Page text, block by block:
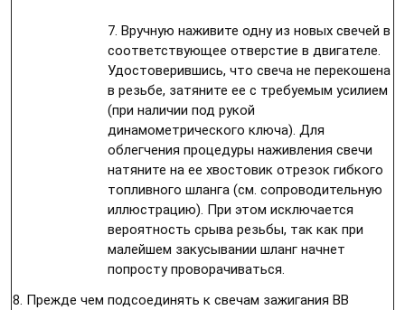
7. Вручную наживите одну из новых свечей в
соответствующее отверстие в двигателе.
Удостоверившись, что свеча не перекошена
в резьбе, затяните ее с требуемым усилием
(при наличии под рукой
динамометрического ключа). Для
облегчения процедуры наживления свечи
натяните на ее хвостовик отрезок гибкого
топливного шланга (см. сопроводительную
иллюстрацию). При этом исключается
вероятность срыва резьбы, так как при
малейшем закусывании шланг начнет
попросту проворачиваться.
8. Прежде чем подсоединять к свечам зажигания ВВ